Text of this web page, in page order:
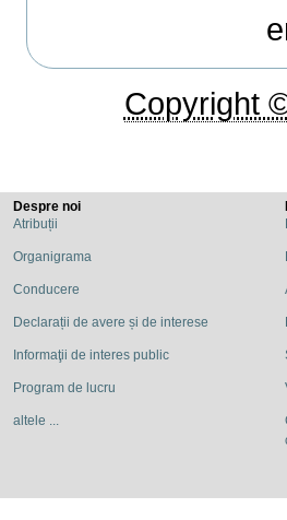
Copyright
Despre noi
Atribuții
Organigrama
Conducere
Declarații de avere și de interese
Informaţii de interes public
Program de lucru
altele ...